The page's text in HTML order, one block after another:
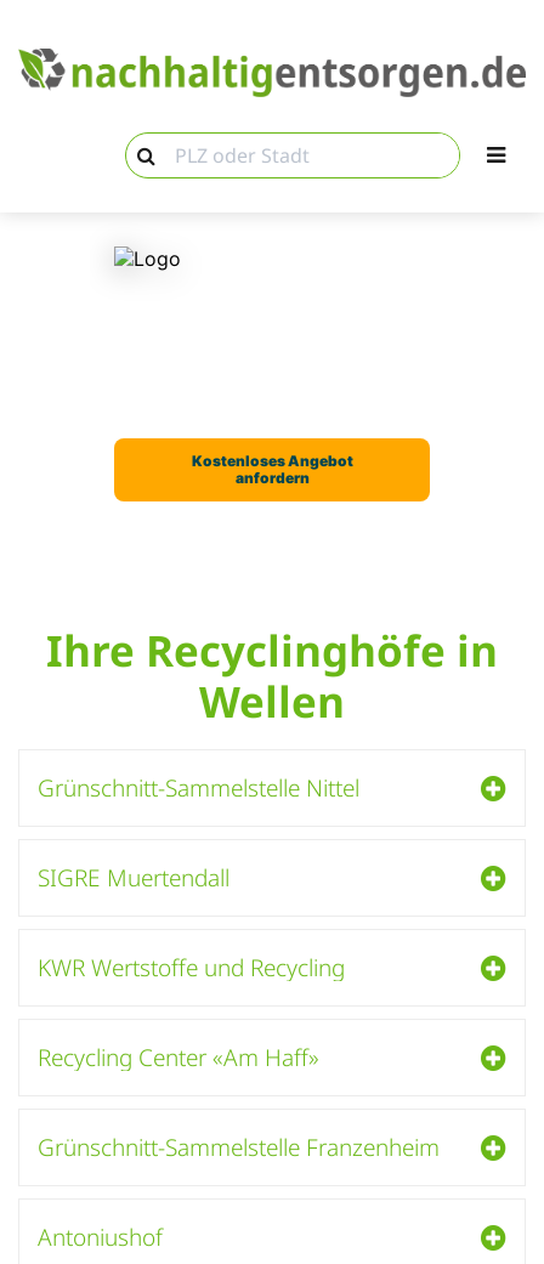
Ihre Recyclinghöfe in
Wellen
Grünschnitt-Sammelstelle Nittel
SIGRE Muertendall
KWR Wertstoffe und Recycling
Recycling Center «Am Haff»
Grünschnitt-Sammelstelle Franzenheim
Antoniushof